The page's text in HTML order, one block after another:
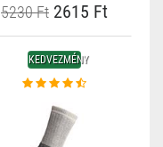
5230 Ft 2615 Ft
KEDVEZMÉNY